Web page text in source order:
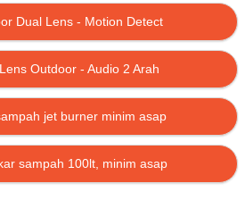
Dual Lens - Motion Detect
Outdoor - Audio 2 Arah
jet burner minim asap
sampah 100lt, minim asap